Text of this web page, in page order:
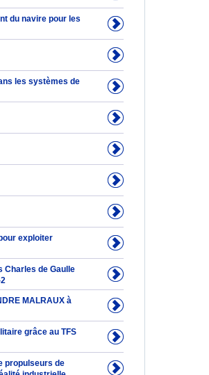
du navire pour les
les systèmes de
exploiter
Charles de Gaulle
MALRAUX à
grâce au TFS
propulseurs de